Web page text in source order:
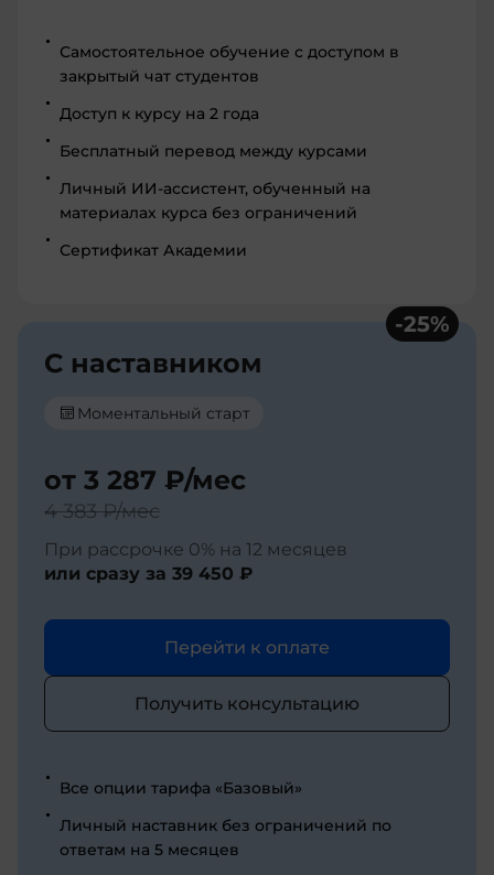
Самостоятельное обучение с доступом в
закрытый чат студентов
Доступ к курсу на 2 года
Бесплатный перевод между курсами
Личный ИИ-ассистент, обученный на
материалах курса без ограничений
Сертификат Академии
-25%
С наставником
Моментальный старт
от 3 287 ₽/мес
4 383 ₽/мес
При рассрочке 0% на 12 месяцев
или сразу за 39 450 ₽
Перейти к оплате
Получить консультацию
Все опции тарифа «Базовый»
Личный наставник без ограничений по
ответам на 5 месяцев